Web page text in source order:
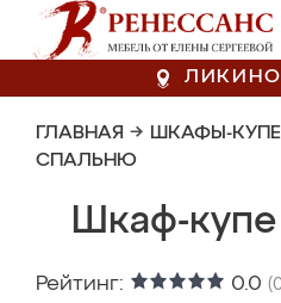
ГЛАВНАЯ → ШКАФЫ-КУПЕ
СПАЛЬНЮ
Шкаф-
Рейтинг: 0.0 (